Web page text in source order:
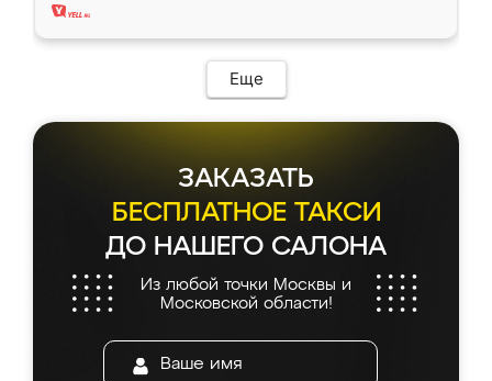
Еще
ЗАКАЗАТЬ
БЕСПЛАТНОЕ ТАКСИ
ДО НАШЕГО САЛОНА
Из любой точки Москвы и
Московской области!